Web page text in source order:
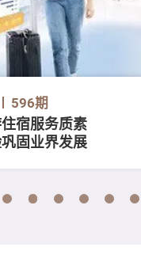
596期
宿服务质素
固业界发展
2 3 4 5 6 7